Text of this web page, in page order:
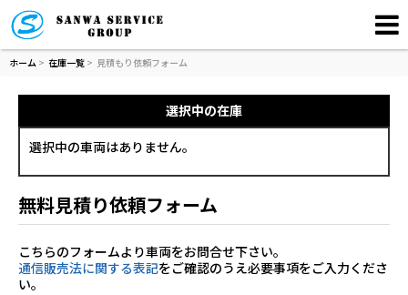
ホーム > 在庫一覧 > 見積もり依頼フォーム
選択中の在庫
選択中の車両はありません。
無料見積り依頼フォーム
こちらのフォームより車両をお問合せ下さい。
通信販売法に関する表記をご確認のうえ必要事項をご入力くださ
い。